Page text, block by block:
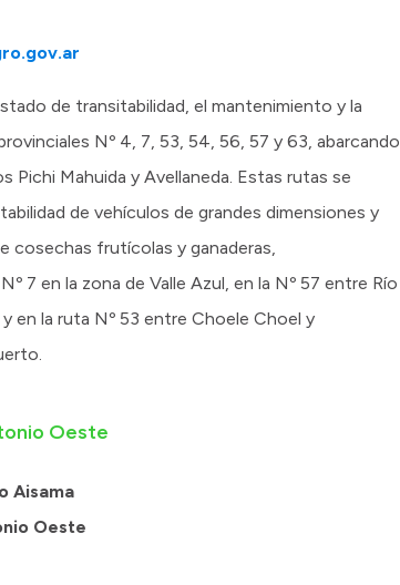
de transitabilidad, el mantenimiento y la
Nº 4, 7, 53, 54, 56, 57 y 63, abarcando
Pichi Mahuida y Avellaneda. Estas rutas se
de vehículos de grandes dimensiones y
cosechas frutícolas y ganaderas,
7 en la zona de Valle Azul, en la Nº 57 entre Río
en la ruta Nº 53 entre Choele Choel y
Oeste
Aisama
Oeste